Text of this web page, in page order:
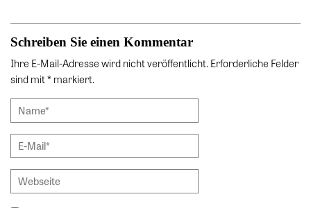
Schreiben Sie einen Kommentar
Ihre E-Mail-Adresse wird nicht veröffentlicht. Erforderliche Felder
sind mit * markiert.